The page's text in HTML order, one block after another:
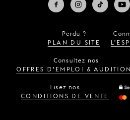
Perdu ?
PLAN DU SITE
Consultez nos
OFFRES D’EMPLOI &
Lisez nos
CONDITIONS DE VENTE